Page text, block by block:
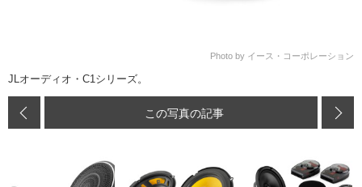
Photo by イース・コーポレーション
JLオーディオ・C1シリーズ。
この写真の記事